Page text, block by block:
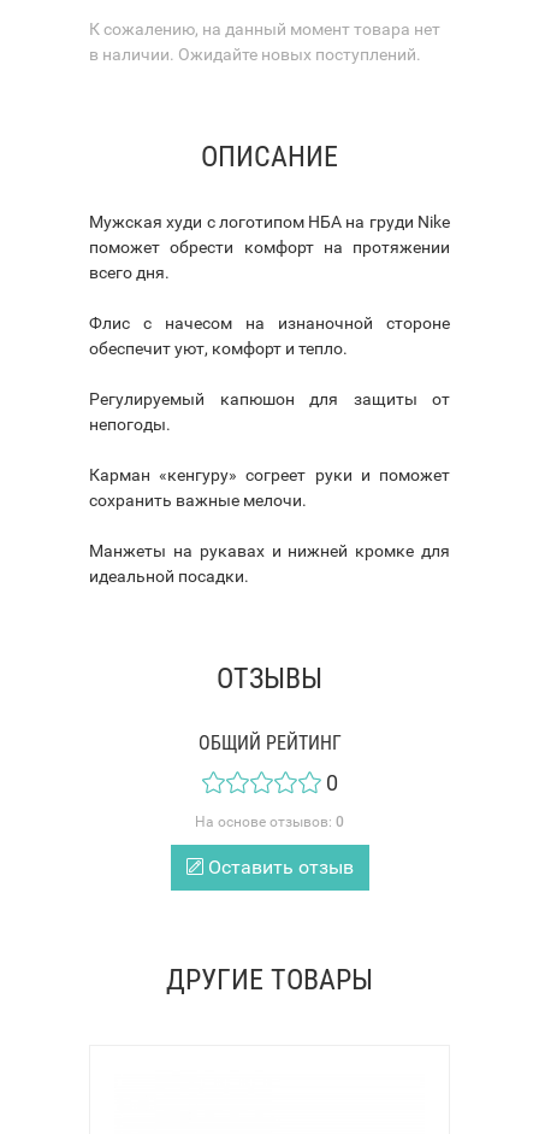
К сожалению, на данный момент товара нет
в наличии. Ожидайте новых поступлений.
ОПИСАНИЕ
Мужская худи с логотипом НБА на груди Nike
поможет обрести комфорт на протяжении
всего дня.
Флис с начесом на изнаночной стороне
обеспечит уют, комфорт и тепло.
Регулируемый капюшон для защиты от
непогоды.
Карман «кенгуру» согреет руки и поможет
сохранить важные мелочи.
Манжеты на рукавах и нижней кромке для
идеальной посадки.
ОТЗЫВЫ
ОБЩИЙ РЕЙТИНГ
0
На основе отзывов: 0
Оставить отзыв
ДРУГИЕ ТОВАРЫ